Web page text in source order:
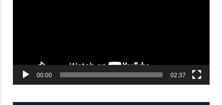
00:00 02:37